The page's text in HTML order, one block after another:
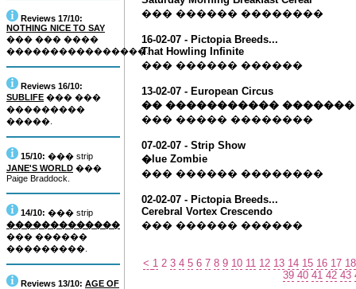
Reviews 17/10:
NOTHING NICE TO SAY
��� ��� ����
����������������.
Reviews 16/10:
SUBLIFE ��� ���
���������
�����.
15/10: ��� strip
JANE'S WORLD ���
Paige Braddock.
14/10: ��� strip
�������������
��� ������
���������.
Reviews 13/10: AGE OF
��� ������ ��������
16-02-07 - Pictopia Breeds...
That Howling Infinite
��� ������ ������
13-02-07 - European Circus
�� �����������
��� ����� ��������
07-02-07 - Strip Show
�lue Zombie
��� ������ ��������
02-02-07 - Pictopia Breeds...
Cerebral Vortex Crescendo
��� ������ ������
< 1 2 3 4 5 6 7 8 9 10 11 12 13 14 15 16 17 18
39 40 41 42 43